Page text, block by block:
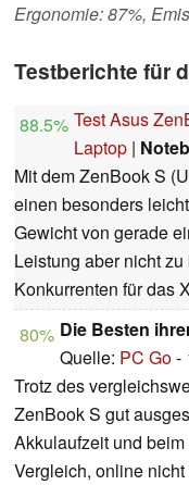
Ergonomie: 87%,
Testberichte für
88.5% Test Asus
Laptop |
Mit dem ZenBook S
einen besonders
Gewicht von gerade
Leistung aber nicht
Konkurrenten für das
80% Die Besten
Quelle: PC Go-
Trotz des
ZenBook S gut
Akkulaufzeit und
Vergleich, online